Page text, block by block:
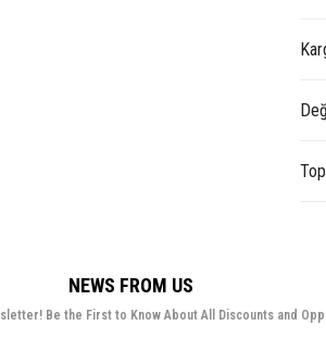
NEWS FROM US
Be the First to Know About All Discounts and